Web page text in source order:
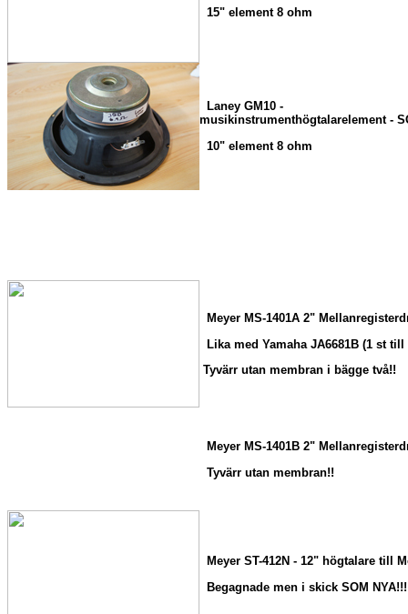
15" element 8 ohm
Laney GM10 -
musikinstrumenthögtalarelement -
10" element 8 ohm
Meyer MS-1401A 2"
Lika med Yamaha JA6681B (1 st till
Tyvärr utan membran i bägge två!!
Meyer MS-1401B 2"
Tyvärr utan membran!!
Meyer ST-412N - 12" högtalare till
Begagnade men i skick SOM NYA!!!